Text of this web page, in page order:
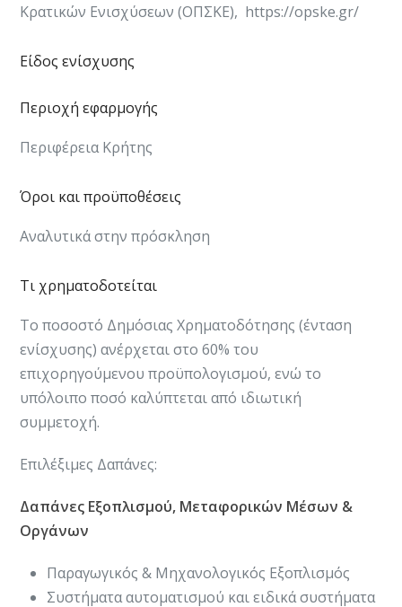
Κρατικών Ενισχύσεων (ΟΠΣΚΕ), https://opske.gr/​
Είδος ενίσχυσης
Περιοχή εφαρμογής
Περιφέρεια Κρήτης
Όροι και προϋποθέσεις
​​​​​​Αναλυτικά στην πρόσκληση​​
Τι χρηματοδοτείται
Το ποσοστό Δημόσιας Χρηματοδότησης (ένταση
ενίσχυσης) ανέρχεται στο 60% του
επιχορηγούμενου προϋπολογισμού, ενώ το
υπόλοιπο ποσό καλύπτεται από ιδιωτική
συμμετοχή.​
Επιλέξιμες Δαπάνες:
Δαπάνες Εξοπλισμού, Μεταφορικών Μέσων &
Οργάνων
Παραγωγικός & Μηχανολογικός Εξοπλισμός
Συστήματα αυτοματισμού και ειδικά συστήματα